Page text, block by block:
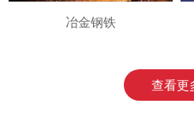
冶金钢铁
查看更